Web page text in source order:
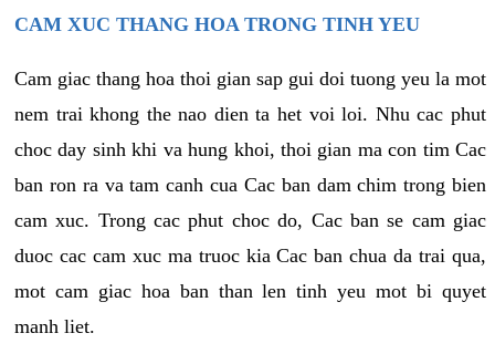
CAM XUC THANG HOA TRONG TINH YEU
Cam giac thang hoa thoi gian sap gui doi tuong yeu la mot
nem trai khong the nao dien ta het voi loi. Nhu cac phut
choc day sinh khi va hung khoi, thoi gian ma con tim Cac
ban ron ra va tam canh cua Cac ban dam chim trong bien
cam xuc. Trong cac phut choc do, Cac ban se cam giac
duoc cac cam xuc ma truoc kia Cac ban chua da trai qua,
mot cam giac hoa ban than len tinh yeu mot bi quyet
manh liet.